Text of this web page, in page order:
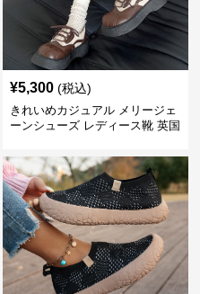
¥5,300 (税込)
きれいめカジュアル メリージェ
ーンシューズ レディース靴 英国
ラシカル フラットパンプス